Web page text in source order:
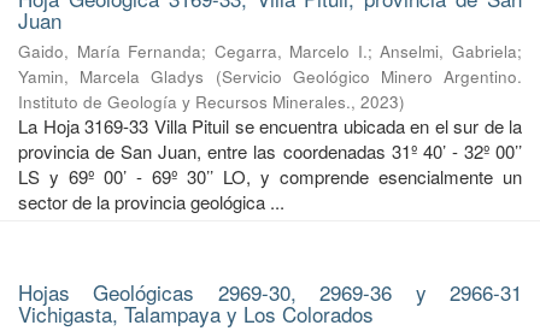
Juan
Gaido, María Fernanda; Cegarra, Marcelo I.;Anselmi, Gabriela;
Yamin, Marcela Gladys
(Servicio Geológico Minero Argentino.
Instituto de Geología y Recursos Minerales., 2023)
La Hoja 3169-33 Villa Pituil se encuentra ubicada en el sur de la
provincia de San Juan, entre las coordenadas 31º 40’ - 32º 00’’
LS y 69º 00’ - 69º 30’’ LO, y comprende esencialmente un
sector de la provincia geológica ...
Hojas Geológicas 2969-30, 2969-36 y 2966-31
Vichigasta, Talampaya y Los Colorados